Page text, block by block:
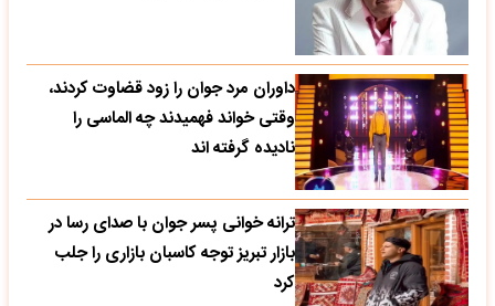
داوران مرد جوان را زود قضاوت کردند،
وقتی خواند فهمیدند چه الماسی را
نادیده گرفته اند
ترانه خوانی پسر جوان با صدای رسا در
بازار تبریز توجه کاسبان بازاری را جلب
کرد